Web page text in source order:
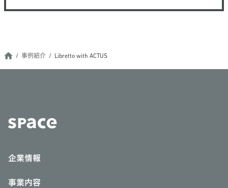
事例紹介 Libretto with ACTUS
企業情報
事業内容